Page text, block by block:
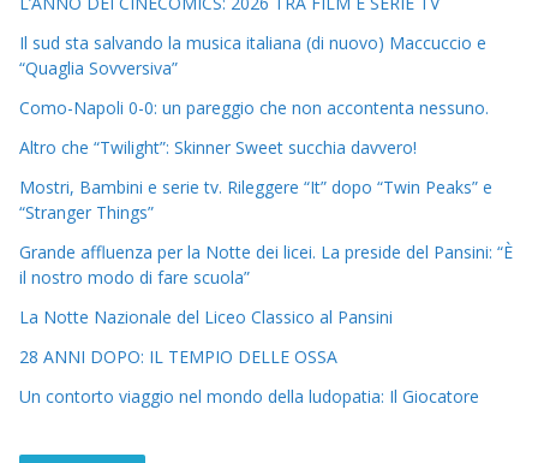
Il sud sta salvando la musica italiana (di nuovo) Maccuccio e
“Quaglia Sovversiva”
Como-Napoli 0-0: un pareggio che non accontenta nessuno.
Altro che “Twilight”: Skinner Sweet succhia davvero!
Mostri, Bambini e serie tv. Rileggere “It” dopo “Twin Peaks” e
“Stranger Things”
Grande affluenza per la Notte dei licei. La preside del Pansini: “È
il nostro modo di fare scuola”
La Notte Nazionale del Liceo Classico al Pansini
28 ANNI DOPO: IL TEMPIO DELLE OSSA
Un contorto viaggio nel mondo della ludopatia: Il Giocatore